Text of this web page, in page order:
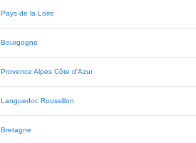
Pays de la Loire
Bourgogne
Provence Alpes Côte d'Azur
Languedoc Roussillon
Bretagne